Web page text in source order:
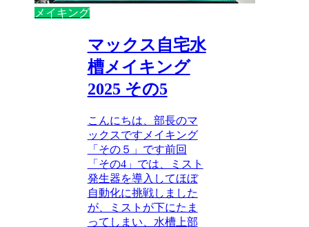
メイキング
マックス自宅水
槽メイキング
2025 その5
こんにちは、部長のマ
ックスですメイキング
「その５」です前回
「その4」では、ミスト
発生器を導入してほぼ
自動化に挑戦しました
が、ミストが下にたま
ってしまい、水槽上部